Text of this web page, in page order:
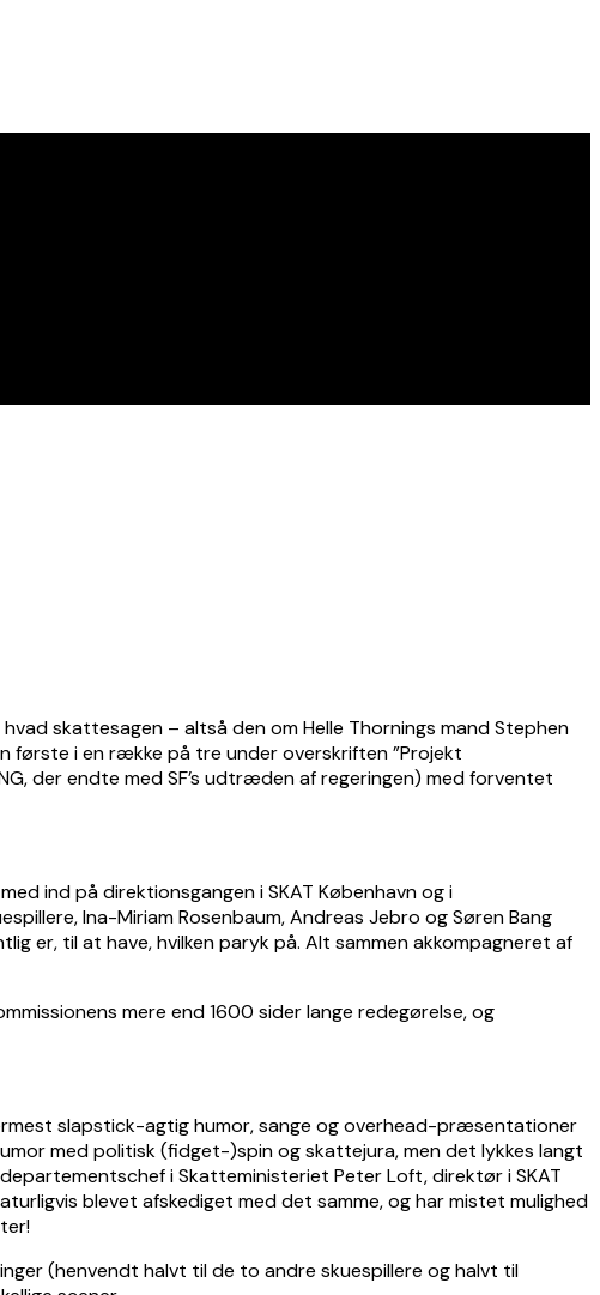
skattesagen – altså den om Helle Thornings mand Stephen
første i en række på tre under overskriften ”Projekt
der endte med SF’s udtræden af regeringen) med forventet
ind på direktionsgangen i SKAT København og i
Ina-Miriam Rosenbaum, Andreas Jebro og Søren Bang
er, til at have, hvilken paryk på. Alt sammen akkompagneret af
mere end 1600 sider lange redegørelse, og
slapstick-agtig humor, sange og overhead-præsentationer
med politisk (fidget-)spin og skattejura, men det lykkes langt
i Skatteministeriet Peter Loft, direktør i SKAT
blevet afskediget med det samme, og har mistet mulighed
(henvendt halvt til de to andre skuespillere og halvt til